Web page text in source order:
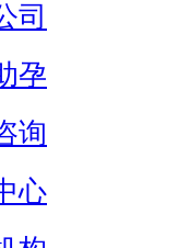
司
孕
询
心